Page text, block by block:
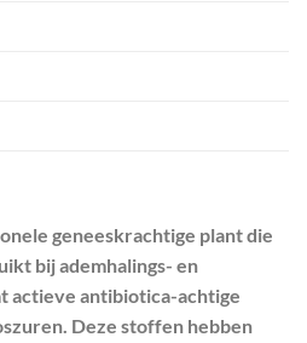
geneeskrachtige plant die
bij ademhalings- en
actieve antibiotica-achtige
Deze stoffen hebben